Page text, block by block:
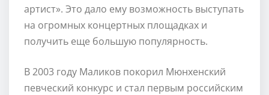
артист». Это дало ему возможность выступать
на огромных концертных площадках и
получить еще большую популярность.
В 2003 году Маликов покорил Мюнхенский
певческий конкурс и стал первым российским